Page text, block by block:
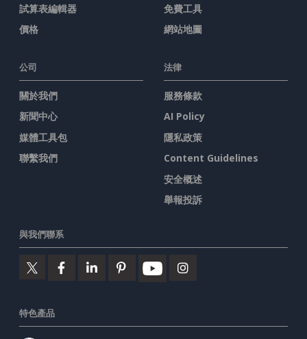
試算表編輯器
價格
免費工具
網站地圖
公司
關於我們
新聞中心
媒體工具包
聯繫我們
法律
服務條款
AI Policy
隱私政策
Content Guidelines
安全概述
舉報投訴
與我們聯系
特色產品